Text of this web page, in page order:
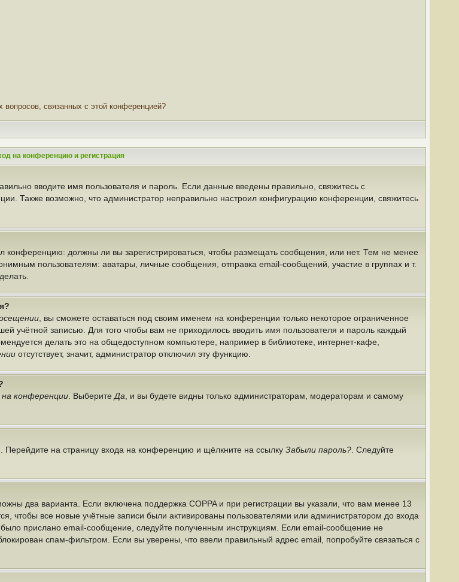
вопросов, связанных с этой конференцией?
на конференцию и регистрация
вводите имя пользователя и пароль. Если данные введены правильно, свяжитесь с
Также возможно, что администратор неправильно настроил конфигурацию конференции, свяжитесь
конференцию: должны ли вы зарегистрироваться, чтобы размещать сообщения, или нет. Тем не менее
пользователям: аватары, личные сообщения, отправка email-сообщений, участие в группах и т.
, вы сможете оставаться под своим именем на конференции только некоторое ограниченное
учётной записью. Для того чтобы вам не приходилось вводить имя пользователя и пароль каждый
делать это на общедоступном компьютере, например в библиотеке, интернет-кафе,
отсутствует, значит, администратор отключил эту функцию.
конференции . Выберите Да , и вы будете видны только администраторам, модераторам и самому
Перейдите на страницу входа на конференцию и щёлкните на ссылку Забыли пароль? . Следуйте
два варианта. Если включена поддержка COPPA и при регистрации вы указали, что вам менее 13
чтобы все новые учётные записи были активированы пользователями или администратором до входа
прислано email-сообщение, следуйте полученным инструкциям. Если email-сообщение не
спам-фильтром. Если вы уверены, что ввели правильный адрес email, попробуйте связаться с